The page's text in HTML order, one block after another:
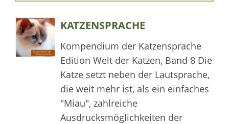
KATZENSPRACHE
Kompendium der Katzensprache
Edition Welt der Katzen, Band 8 Die
Katze setzt neben der Lautsprache,
die weit mehr ist, als ein einfaches
"Miau", zahlreiche
Ausdrucksmöglichkeiten der